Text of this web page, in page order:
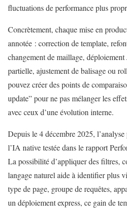
fluctuations de performance plus
Concrètement, chaque mise en
annotée : correction de template,
changement de maillage,
partielle, ajustement de balisage ou
pouvez créer des points de
update” pour ne pas mélanger les
avec ceux d’une évolution interne.
Depuis le 4 décembre 2025, l’analyse
l’IA native testée dans le rapport
La possibilité d’appliquer des filtres,
langage naturel aide à identifier plus
type de page, groupe de requêtes,
un déploiement express, ce gain de